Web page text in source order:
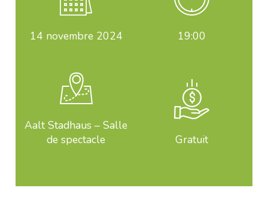
14 novembre 2024 19:00
Aalt Stadhaus – Salle
de spectacle
Gratuit